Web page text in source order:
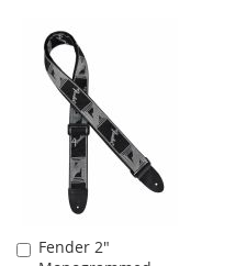
Fender 2"
Aan